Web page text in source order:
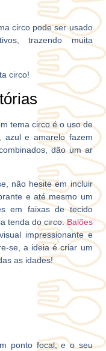
circo pode ser usado
trazendo muita
circo!
tema circo é o uso de
azul e amarelo fazem
dão um ar
não hesite em incluir
e até mesmo um
em faixas de tecido
tenda do circo.Balões
impressionante e
se, a ideia é criar um
as idades!
ponto focal, e o seu